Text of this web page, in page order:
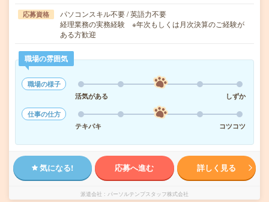
応募資格
パソコンスキル不要 / 英語力不要
経理業務の実務経験 ※年次もしくは月次決算のご経験が
ある方歓迎
職場の雰囲気
職場の様子
活気がある
しずか
仕事の仕方
テキパキ
コツコツ
気になる! 応募へ進む 詳しく見る
派遣会社 パーソルテンプスタッフ株式会社